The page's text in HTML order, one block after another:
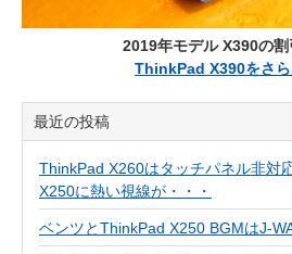
2019年モデル X390の
ThinkPad X390をさら
最近の投稿
ThinkPad X260はタッチパネル非対
X250に熱い視線が・・・
ベンツとThinkPad X250 BGMはJ-